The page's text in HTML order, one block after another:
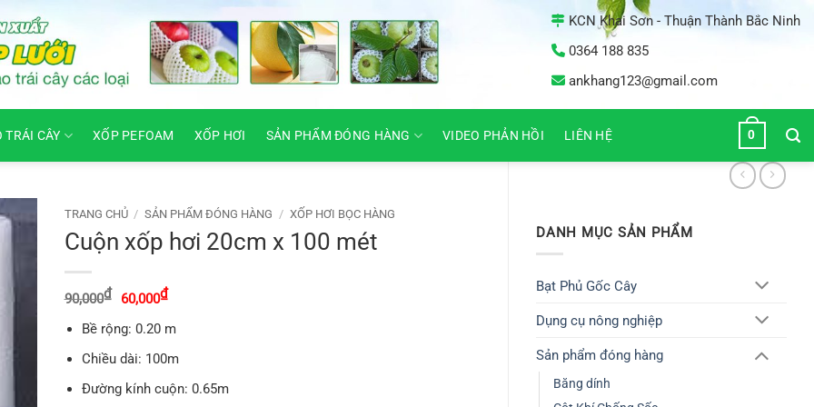
KCN Khai Sơn - Thuận Thành Bắc Ninh
0364 188 835
ankhang123@gmail.com
TRÁI CÂY XỐP PEFOAM XỐP HƠI SẢN PHẨM ĐÓNG HÀNG VIDEO PHẢN HỒI LIÊN HỆ 0
DANH MỤC SẢN PHẨM
Bạt Phủ Gốc Cây
Dụng cụ nông nghiệp
Sản phẩm đóng hàng
Băng dính
TRANG CHỦ / SẢN PHẨM ĐÓNG HÀNG / XỐP HƠI BỌC HÀNG
Cuộn xốp hơi 20cm x 100 mét
90,000₫
Giá
gốc
90,000₫.
60,000₫Giá
là:
Bề rộng: 0.20 m
Chiều dài: 100m
Đường kính cuộn: 0.65m